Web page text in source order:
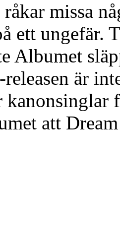
missa
ett
Albumet
är
kanonsinglar
att